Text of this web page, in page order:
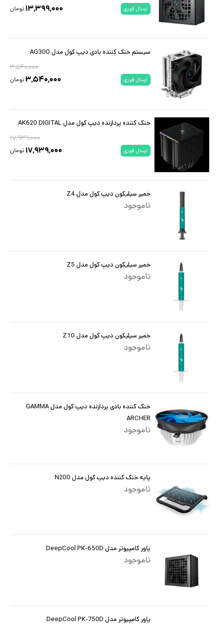
ارسال فوری ۱۳,۳۹۹,۰۰۰ تومان
سیستم خنک کننده بادی دیپ کول مدل AG300
۳,۵۴۰,۰۰۰
ارسال فوری ۳,۵۴۰,۰۰۰تومان
خنک کننده پردازنده دیپ کول مدل AK620 DIGITAL
۱۷,۹۳۹,۰۰۰
ارسال فوری ۱۷,۹۳۹,۰۰۰ تومان
خمیر سیلیکون دیپ کول مدل Z4
ناموجود
خمیر سیلیکون دیپ کول مدل Z5
ناموجود
خمیر سیلیکون دیپ کول مدل Z10
ناموجود
خنک کننده بادی پردازنده دیپ کول مدل GAMMA
ARCHER
ناموجود
پایه خنک کننده دیپ کول مدل N200
ناموجود
پاور کامپیوتر مدل DeepCool PK-650D
ناموجود
پاور کامپیوتر مدل DeepCool PK-750D